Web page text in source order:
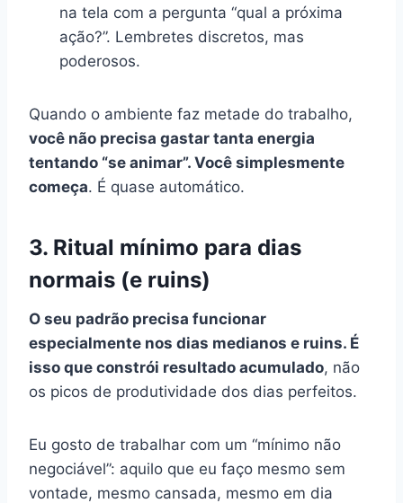
na tela com a pergunta “qual a próxima
ação?”. Lembretes discretos, mas
poderosos.
Quando o ambiente faz metade do trabalho,
você não precisa gastar tanta energia
tentando “se animar”. Você simplesmente
começa. É quase automático.
3. Ritual mínimo para dias
normais (e ruins)
O seu padrão precisa funcionar
especialmente nos dias medianos e ruins. É
isso que constrói resultado acumulado, não
os picos de produtividade dos dias perfeitos.
Eu gosto de trabalhar com um “mínimo não
negociável”: aquilo que eu faço mesmo sem
vontade, mesmo cansada, mesmo em dia